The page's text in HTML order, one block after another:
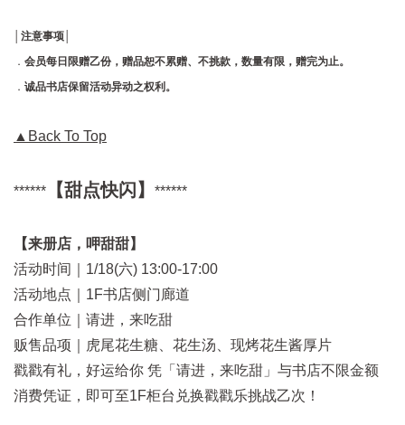
│注意事项│
． 会员每日限赠乙份， 赠品恕不累赠、不挑款，数量有限，赠完为止。
． 诚品书店保留活动异动之权利。
▲Back To Top
****** 【甜点快闪】 ******
【来册店，呷甜甜】
活动时间｜1/18(六) 13:00-17:00
活动地点｜1F书店侧门廊道
合作单位｜请进，来吃甜
贩售品项｜虎尾花生糖、花生汤、现烤花生酱厚片
戳戳有礼，好运给你 凭「请进，来吃甜」与书店不限金额
消费凭证，即可至1F柜台兑换戳戳乐挑战乙次！